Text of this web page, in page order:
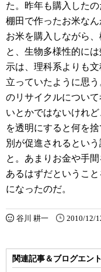
た。昨年も購入した
棚田で作ったお米な
お米を購入しながら
と、生物多様性的に
示は、理科系よりも
立っていたように思
のリサイクルについ
いとかではないけれ
を透明にすると何を
別が促進されるとい
と。あまりお金や手
あるはずだというこ
になったのだ。
谷川 耕一 2010/12/
関連記事＆ブログエン